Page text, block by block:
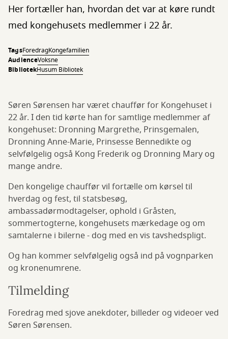
Her fortæller han, hvordan det var at køre rundt
med kongehusets medlemmer i 22 år.
TagsForedragKongefamilien
AudienceVoksne
BibliotekHusum Bibliotek
Søren Sørensen har været chauffør for Kongehuset i
22 år. I den tid kørte han for samtlige medlemmer af
kongehuset: Dronning Margrethe, Prinsgemalen,
Dronning Anne-Marie, Prinsesse Bennedikte og
selvfølgelig også Kong Frederik og Dronning Mary og
mange andre.
Den kongelige chauffør vil fortælle om kørsel til
hverdag og fest, til statsbesøg,
ambassadørmodtagelser, ophold i Gråsten,
sommertogterne, kongehusets mærkedage og om
samtalerne i bilerne - dog med en vis tavshedspligt.
Og han kommer selvfølgelig også ind på vognparken
og kronenumrene.
Tilmelding
Foredrag med sjove anekdoter, billeder og videoer ved
Søren Sørensen.